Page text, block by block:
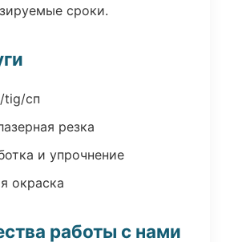
сроки.
tig/сп
резка
и упрочнение
окраска
работы с нами